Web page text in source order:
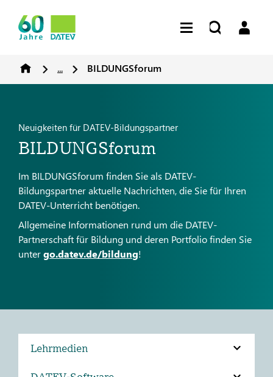
... BILDUNGSforum
Neuigkeiten für DATEV-Bildungspartner
BILDUNGSforum
Im BILDUNGSforum finden Sie als DATEV-
Bildungspartner aktuelle Nachrichten, die Sie für Ihren
DATEV-Unterricht benötigen.
Allgemeine Informationen rund um die DATEV-
Partnerschaft für Bildung und deren Portfolio finden Sie
untergo.datev.de/bildung!
Lehrmedien